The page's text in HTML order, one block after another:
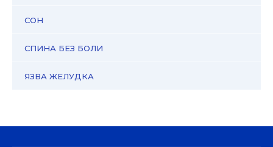
СОН
СПИНА БЕЗ БОЛИ
ЯЗВА ЖЕЛУДКА